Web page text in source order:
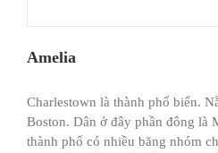
Amelia
Charlestown là thành phố biển.
Boston. Dân ở đây phần đông là
thành phố có nhiều băng nhóm